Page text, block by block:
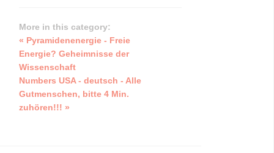
More in this category:
« Pyramidenenergie - Freie
Energie? Geheimnisse der
Wissenschaft
Numbers USA - deutsch - Alle
Gutmenschen, bitte 4 Min.
zuhören!!! »